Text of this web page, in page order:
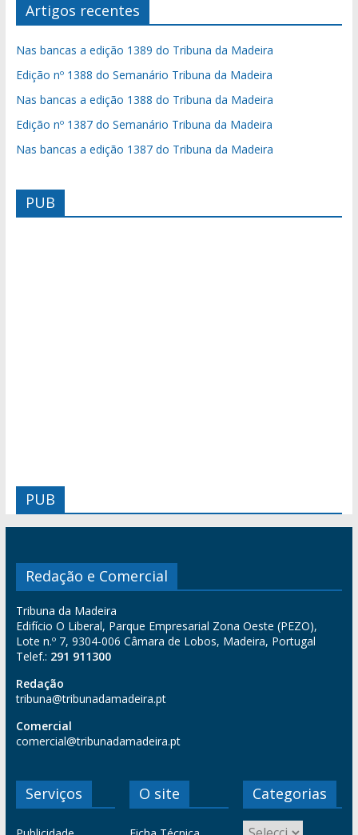
Artigos recentes
Nas bancas a edição 1389 do Tribuna da Madeira
Edição nº 1388 do Semanário Tribuna da Madeira
Nas bancas a edição 1388 do Tribuna da Madeira
Edição nº 1387 do Semanário Tribuna da Madeira
Nas bancas a edição 1387 do Tribuna da Madeira
PUB
PUB
Redação e Comercial
Tribuna da Madeira
Edifício O Liberal, Parque Empresarial Zona Oeste (PEZO),
Lote n.º 7, 9304-006 Câmara de Lobos, Madeira, Portugal
Telef.: 291 911300
Redação
tribuna@tribunadamadeira.pt
Comercial
comercial@tribunadamadeira.pt
Serviços O site Categorias